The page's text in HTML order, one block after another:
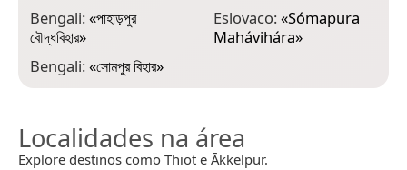
Bengali:«পাহাড়পুর
বৌদ্ধবিহার»
Bengali:«সোমপুর বিহার»
Eslovaco:«Sómapura
Mahávihára»
Localidades na área
Explore destinos como Thiot e Ākkelpur.